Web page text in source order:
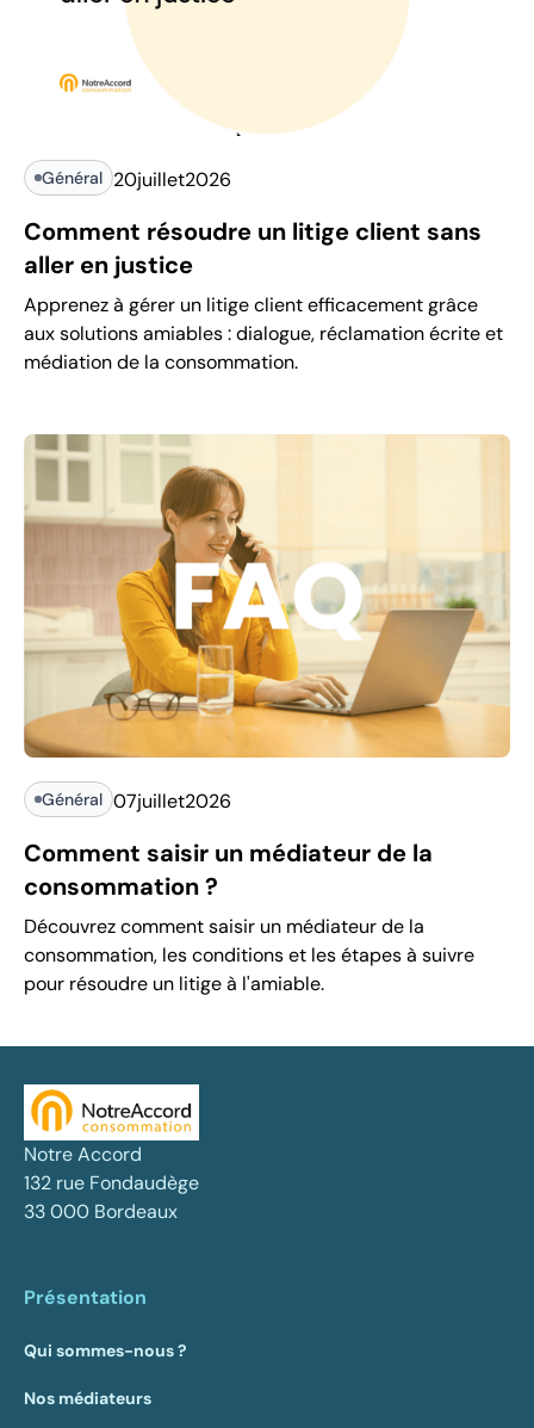
Général 20juillet2026
Comment résoudre un litige client sans
aller en justice
Apprenez à gérer un litige client efficacement grâce
aux solutions amiables : dialogue, réclamation écrite et
médiation de la consommation.
Général 07juillet2026
Comment saisir un médiateur de la
consommation ?
Découvrez comment saisir un médiateur de la
consommation, les conditions et les étapes à suivre
pour résoudre un litige à l'amiable.
Notre Accord
132 rue Fondaudège
33 000 Bordeaux
Présentation
Qui sommes-nous ?
Nos médiateurs